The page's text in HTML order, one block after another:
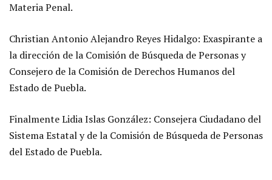
Materia Penal.
Christian Antonio Alejandro Reyes Hidalgo: Exaspirante a
la dirección de la Comisión de Búsqueda de Personas y
Consejero de la Comisión de Derechos Humanos del
Estado de Puebla.
Finalmente Lidia Islas González: Consejera Ciudadano del
Sistema Estatal y de la Comisión de Búsqueda de Personas
del Estado de Puebla.